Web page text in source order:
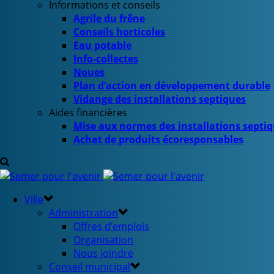
Informations et conseils
Agrile du frêne
Conseils horticoles
Eau potable
Info-collectes
Noues
Plan d’action en développement durable
Vidange des installations septiques
Aides financières
Mise aux normes des installations
Achat de produits écoresponsables
Ville
Administration
Offres d’emplois
Organisation
Nous joindre
Conseil municipal